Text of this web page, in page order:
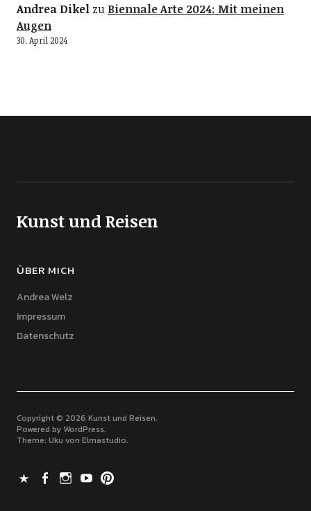
Andrea Dikelzu Biennale Arte 2024: Mit meinen
Augen
30. April 2024
Kunst und Reisen
ÜBER MICH
Andrea Welz
Impressum
Datenschutz
Copyright © 2026 Kunst und Reisen
Powered by WordPress
Theme: Uku von Elmastudio